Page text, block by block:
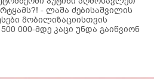
- ლაშა ძებისაშვილის
მობი­ლიზაციისთვის
000-მდე კაცი უნდა გაიწვიონ